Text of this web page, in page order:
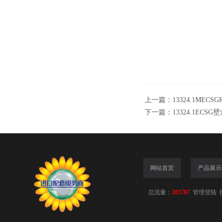
上一篇：
下一篇： 13324.1ECSG
网站首页 产品展示
总流量： 283787 管理登陆